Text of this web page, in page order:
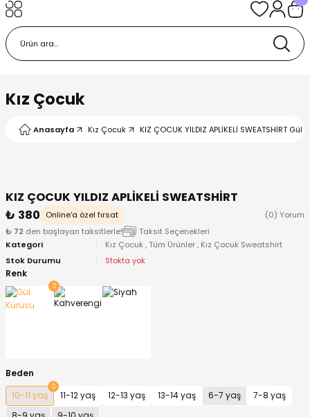
Kız Çocuk
Anasayfa Kız Çocuk KIZ ÇOCUK YILDIZ APLİKELİ SWEATSHİRT
KIZ ÇOCUK YILDIZ APLİKELİ SWEATSHİRT
₺ 380
Online'a özel fırsat
(0) Yorum
₺ 72 den başlayan taksitlerle!
Taksit Seçenekleri
Kategori
Kız Çocuk ,Tüm Ürünler , Kız Çocuk Sweatshirt
Stok Durumu
Stokta yok
Renk
Beden
10-11 yaş
11-12 yaş 12-13 yaş 13-14 yaş 6-7 yaş
7-8 yaş
Takımı
Body
ve Patik
Bere ve Eldiven
Body
ve Patik
Çıkışı ve Zıbın Seti
Ürünleri